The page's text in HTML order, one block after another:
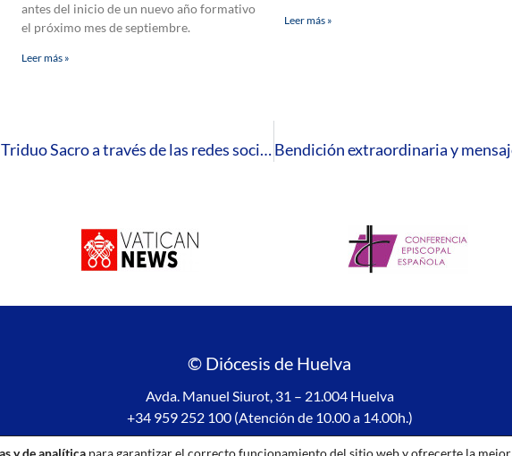
antes del inicio de un nuevo año formativo
el próximo mes de septiembre.
Leer más »
Leer más »
El Obispo ofrece claves para vivir el Triduo Sacro a través de las redes sociales
© Diócesis de Huelva
Avda. Manuel Siurot, 31 – 21.004 Huelva
+34 959 252 100 (Atención de 10.00 a 14.00h.)
Aviso legal|Política de privacidad|Política de Cookies
y de analítica para garantizar el correcto funcionamiento del sitio web y ofrecerte la mejor